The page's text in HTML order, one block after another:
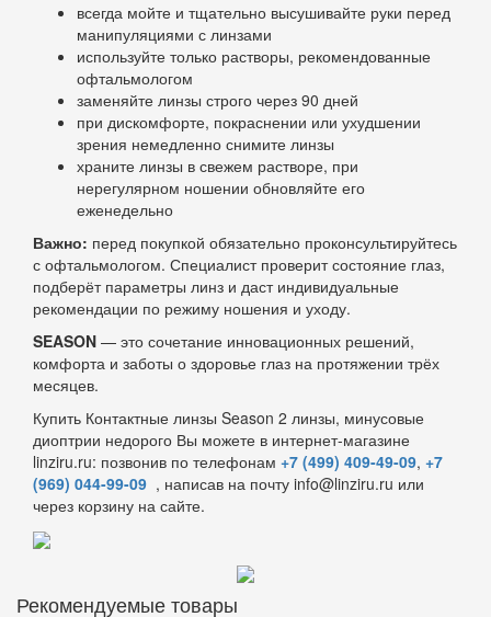
всегда мойте и тщательно высушивайте руки перед
манипуляциями с линзами
используйте только растворы, рекомендованные
офтальмологом
заменяйте линзы строго через 90 дней
при дискомфорте, покраснении или ухудшении
зрения немедленно снимите линзы
храните линзы в свежем растворе, при
нерегулярном ношении обновляйте его
еженедельно
Важно: перед покупкой обязательно проконсультируйтесь
с офтальмологом. Специалист проверит состояние глаз,
подберёт параметры линз и даст индивидуальные
рекомендации по режиму ношения и уходу.
SEASON — это сочетание инновационных решений,
комфорта и заботы о здоровье глаз на протяжении трёх
месяцев.
Купить Контактные линзы Season 2 линзы, минусовые
диоптрии недорого Вы можете в интернет-магазине
linziru.ru: позвонив по телефонам +7 (499) 409-49-09, +7
(969) 044-99-09 , написав на почту info@linziru.ru или
через корзину на сайте.
Рекомендуемые товары